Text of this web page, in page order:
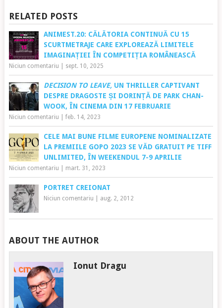
RELATED POSTS
ANIMEST.20: CĂLĂTORIA CONTINUĂ CU 15
SCURTMETRAJE CARE EXPLOREAZĂ LIMITELE
IMAGINAȚIEI ÎN COMPETIȚIA ROMÂNEASCĂ
Niciun comentariu sept. 10, 2025
DECISION TO LEAVE,UN THRILLER CAPTIVANT
DESPRE DRAGOSTE ȘI DORINȚĂ DE PARK CHAN-
WOOK, ÎN CINEMA DIN 17 FEBRUARIE
Niciun comentariu feb. 14, 2023
CELE MAI BUNE FILME EUROPENE NOMINALIZATE
LA PREMIILE GOPO 2023 SE VĂD GRATUIT PE TIFF
UNLIMITED, ÎN WEEKENDUL 7-9 APRILIE
Niciun comentariu mart. 31, 2023
PORTRET CREIONAT
Niciun comentariu aug. 2, 2012
ABOUT THE AUTHOR
Ionut Dragu